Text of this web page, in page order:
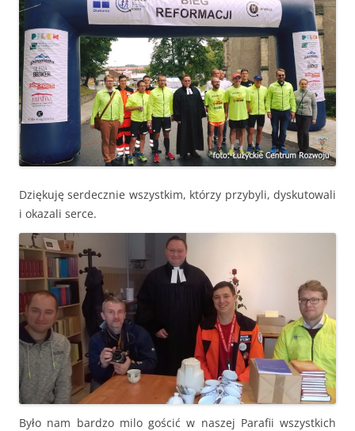
Dziękuję serdecznie wszystkim, którzy przybyli, dyskutowali
i okazali serce.
Było nam bardzo milo gościć w naszej Parafii wszystkich